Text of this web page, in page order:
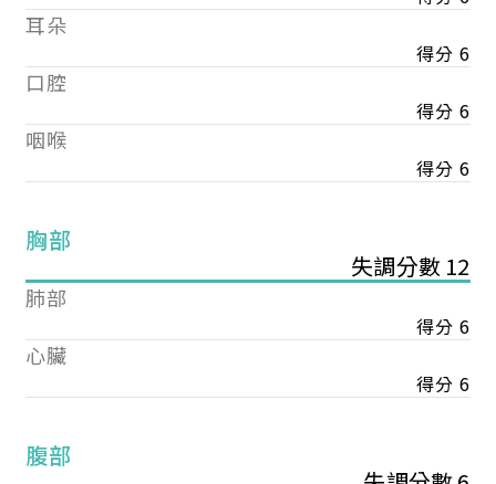
耳朵
得分 6
口腔
得分 6
咽喉
得分 6
胸部
失調分數 12
肺部
得分 6
心臟
得分 6
腹部